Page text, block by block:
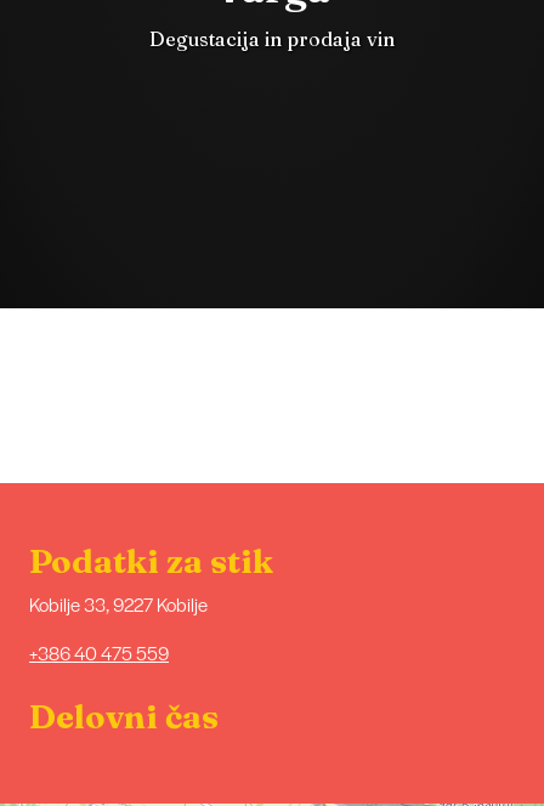
Degustacija in prodaja vin
Podatki za stik
Kobilje 33, 9227 Kobilje
+386 40 475 559
Delovni čas